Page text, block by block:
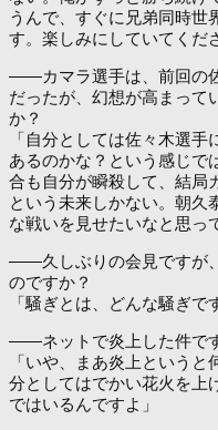
うんで、すぐに兄弟同時世
す。楽しみにしていてくだ
――カマラ選手は、前回の
だったが、幻想が高まって
か？
「自分としては佐々木選
あるのかな？という感じで
合も自分が瞬殺して、結局
という未来しかない。朝久
な戦いを見せたいなと思っ
――久しぶりの会見ですが
のですか？
「騒ぎとは、どんな騒ぎで
――ネットで炎上した件です
「いや、まあ炎上という
分としてはでかい花火を上
ではいるんですよ」